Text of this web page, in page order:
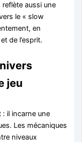
aussi une
le « slow
en
de l’esprit.
jeu
: il incarne une
Les mécaniques
niveaux